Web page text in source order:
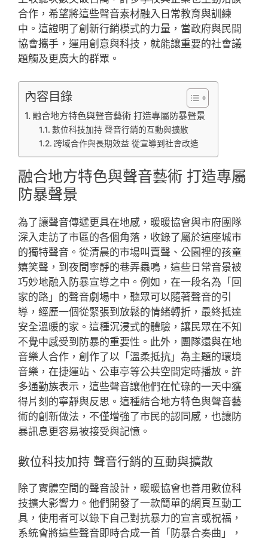
合作，希望將這些聲音素材融入日常教育與訓練
中。這證明了創新行銷模式的力量，當政府與民間
協會攜手，運用創意與科技，就能讓重要的社會議
題觸及更廣大的群眾。
內容目錄
融合地方特色與聲音藝術 打造專屬防暴聲景
數位科技加持 聲音行銷的互動與擴散
跨域合作與長期效益 從宣導到社會改造
融合地方特色與聲音藝術 打造專屬
防暴聲景
為了讓聲音傳遞更具在地感，暖暖協會與市府團隊
深入走訪了市區的各個角落，收錄了屬於這座城市
的獨特聲音。從清晨的市場叫賣聲、公園裡的孩童
嬉笑聲，到夜間寧靜的巷弄蟲鳴，這些日常音景被
巧妙地融入防暴宣導之中。例如，在一段名為「回
家的路」的聲音劇場中，聽眾可以隨著聲音的引
導，經歷一個從緊張到放鬆的情緒轉折，最終抵達
安全溫暖的家。這種沉浸式的體驗，讓民眾在不知
不覺中感受到防暴的重要性。此外，團隊還與在地
音樂人合作，創作了以「溫柔抵抗」為主題的環境
音樂，在捷運站、公車亭等公共空間定時播放。許
多通勤族表示，這些聲音讓他們在忙碌的一天中獲
得片刻的寧靜與反思。這種結合地方特色與聲音藝
術的創新做法，不僅增強了市民的認同感，也讓防
暴訊息更容易被接受與記憶。
數位科技加持 聲音行銷的互動與擴散
除了實體空間的聲音設計，暖暖協會也善用數位科
技擴大影響力。他們開發了一款簡單的網頁互動工
具，使用者可以錄下自己對抗暴力的宣言或祝福，
系統會將這些聲音即時合成一首「防暴合奏曲」，